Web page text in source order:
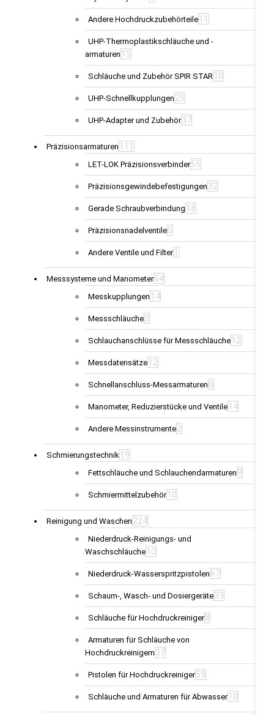
Andere Hochdruckzubehörteile 11
UHP-Thermoplastikschläuche und -
armaturen 15
Schläuche und Zubehör SPIR STAR 10
UHP-Schnellkupplungen 25
UHP-Adapter und Zubehör37
Präzisionsarmaturen 111
LET-LOK Präzisionsverbinder55
Präzisionsgewindebefestigungen 32
Gerade Schraubverbindung 18
Präzisionsnadelventile5
Andere Ventile und Filter 1
Messsysteme und Manometer64
Messkupplungen 14
Messschläuche2
Schlauchanschlüsse für Messschläuche 12
Messdatensätze 12
Schnellanschluss-Messarmaturen 8
Manometer, Reduzierstücke und Ventile 14
Andere Messinstrumente2
Schmierungstechnik 19
Fettschläuche und Schlauchendarmaturen 9
Schmiermittelzubehör 10
Reinigung und Waschen 224
Niederdruck-Reinigungs- und
Waschschläuche 10
Niederdruck-Wasserspritzpistolen 67
Schaum-, Wasch- und Dosiergeräte33
Schläuche für Hochdruckreiniger8
Armaturen für Schläuche von
Hochdruckreinigern 37
Pistolen für Hochdruckreiniger59
Schläuche und Armaturen für Abwasser 10